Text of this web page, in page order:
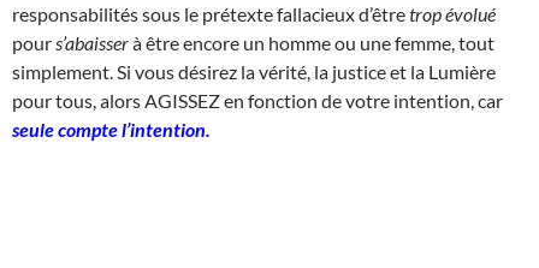
responsabilités sous le prétexte fallacieux d’êtretrop évolué
pour s’abaisserà être encore un homme ou une femme, tout
simplement. Si vous désirez la vérité, la justice et la Lumière
pour tous, alors AGISSEZ en fonction de votre intention, car
seule compte l’intention.